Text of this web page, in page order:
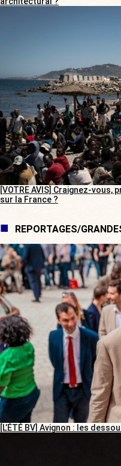
[VOTRE AVIS] Craignez-
sur la France ?
REPORTAGES/
[L’ÉTÉ BV] Avignon : les